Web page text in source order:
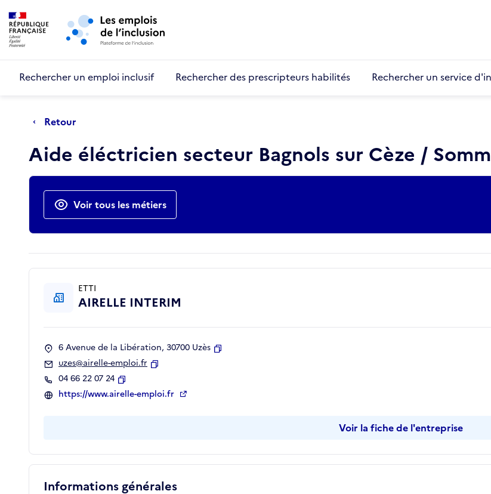
Aller au menu principal
Rechercher un emploi inclusif Rechercher des prescripteurs habilités Rechercher un service
Retour
Aide éléctricien secteur Bagnols sur Cèze /
Actions rapides
Voir tous les métiers
Informations générales
ETTI
AIRELLE INTERIM
6 Avenue de la Libération, 30700 Uzès
uzes@airelle-emploi.fr
04 66 22 07 24
Copier
https://www.airelle-emploi.fr
Voir la fiche de l'entreprise